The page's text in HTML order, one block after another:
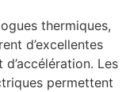
thermiques,
d’excellentes
Les
permettent